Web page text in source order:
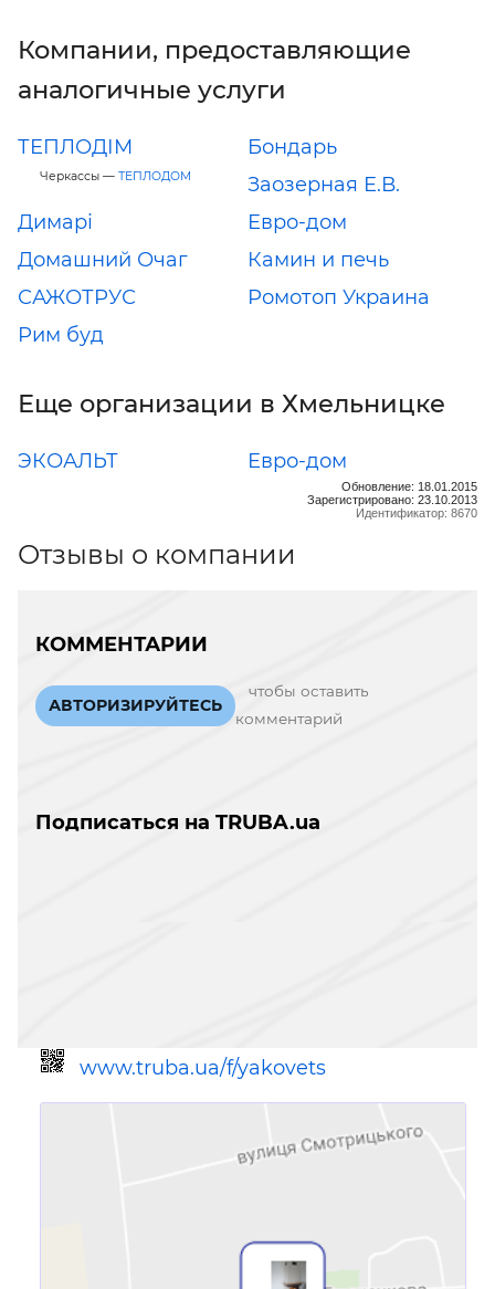
Компании, предоставляющие
аналогичные услуги
ТЕПЛОДІМ
Черкассы — ТЕПЛОДОМ
Бондарь
Заозерная Е.В.
Димарі
Евро-дом
Домашний Очаг
Камин и печь
САЖОТРУС
Ромотоп Украина
Рим буд
Еще организации в Хмельницке
ЭКОАЛЬТ Евро-дом
Обновление: 18.01.2015
Зарегистрировано: 23.10.2013
Идентификатор: 8670
Отзывы о компании
КОММЕНТАРИИ
АВТОРИЗИРУЙТЕСЬ
чтобы оставить
комментарий
Подписаться на TRUBA.ua
www.truba.ua/f/yakovets
Ссылка для мобильных устройств